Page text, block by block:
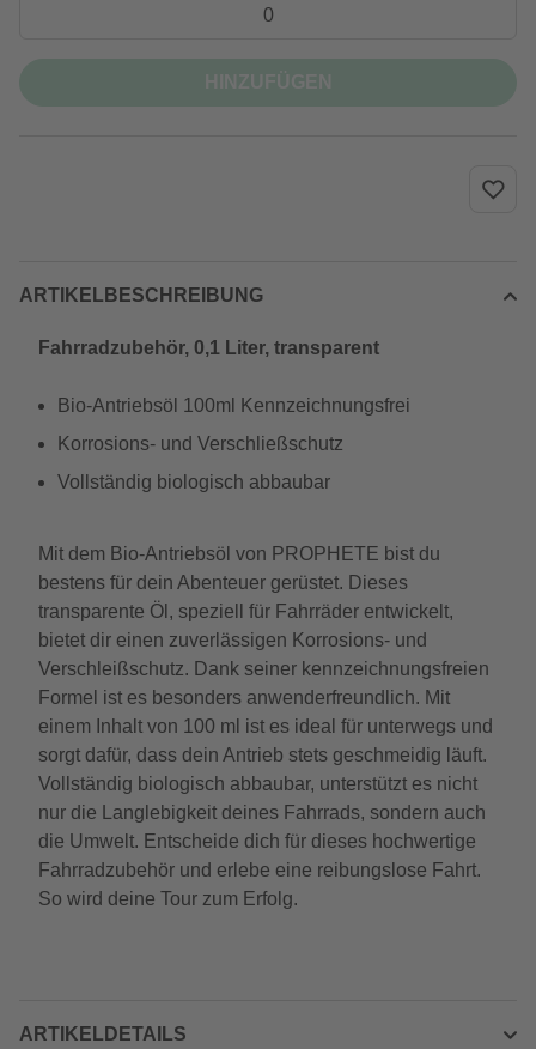
ARTIKELBESCHREIBUNG
Fahrradzubehör, 0,1 Liter, transparent
Bio-Antriebsöl 100ml Kennzeichnungsfrei
Korrosions- und Verschließschutz
Vollständig biologisch abbaubar
Mit dem Bio-Antriebsöl von PROPHETE bist du
bestens für dein Abenteuer gerüstet. Dieses
transparente Öl, speziell für Fahrräder entwickelt,
bietet dir einen zuverlässigen Korrosions- und
Verschleißschutz. Dank seiner kennzeichnungsfreien
Formel ist es besonders anwenderfreundlich. Mit
einem Inhalt von 100 ml ist es ideal für unterwegs und
sorgt dafür, dass dein Antrieb stets geschmeidig läuft.
Vollständig biologisch abbaubar, unterstützt es nicht
nur die Langlebigkeit deines Fahrrads, sondern auch
die Umwelt. Entscheide dich für dieses hochwertige
Fahrradzubehör und erlebe eine reibungslose Fahrt.
So wird deine Tour zum Erfolg.
ARTIKELDETAILS